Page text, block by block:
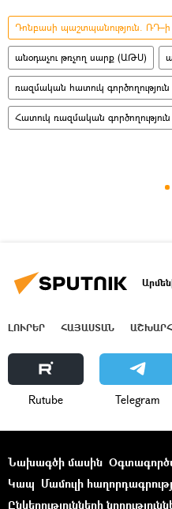
անօդաչու թռչող սարք (ԱԹՍ)
ռազմական հատուկ գործողություն
Հատուկ ռազմական գործողություն
ԼՈՒՐԵՐ ՀԱՅԱՍՏԱՆ ԱՇԽԱՐՀ
Rutube Telegram
Նախագծի մասին
Կապ Մամուլի
Ընկերությունների